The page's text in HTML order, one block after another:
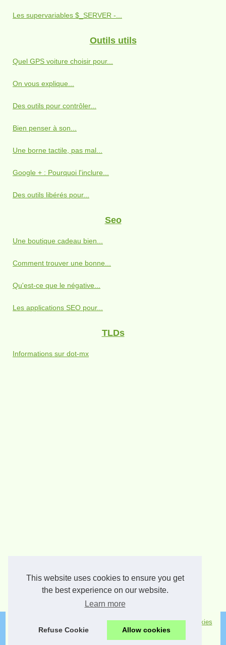
This website uses cookies to ensure you get
the best experience on our website.
Learn more
Refuse Cookie Allow cookies
Les supervariables $_SERVER -...
Outils utils
Quel GPS voiture choisir pour...
On vous explique...
Des outils pour contrôler...
Bien penser à son...
Une borne tactile, pas mal...
Google + : Pourquoi l'inclure...
Des outils libérés pour...
Seo
Une boutique cadeau bien...
Comment trouver une bonne...
Qu'est-ce que le négative...
Les applications SEO pour...
TLDs
Informations sur dot-mx
Nos meilleurs articles|Plan du site|
Cookies
RSS